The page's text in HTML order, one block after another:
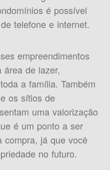
é possível
telefone e internet.
empreendimentos
área de lazer,
a família. Também
os sítios de
uma valorização
é um ponto a ser
compra, já que você
no futuro.